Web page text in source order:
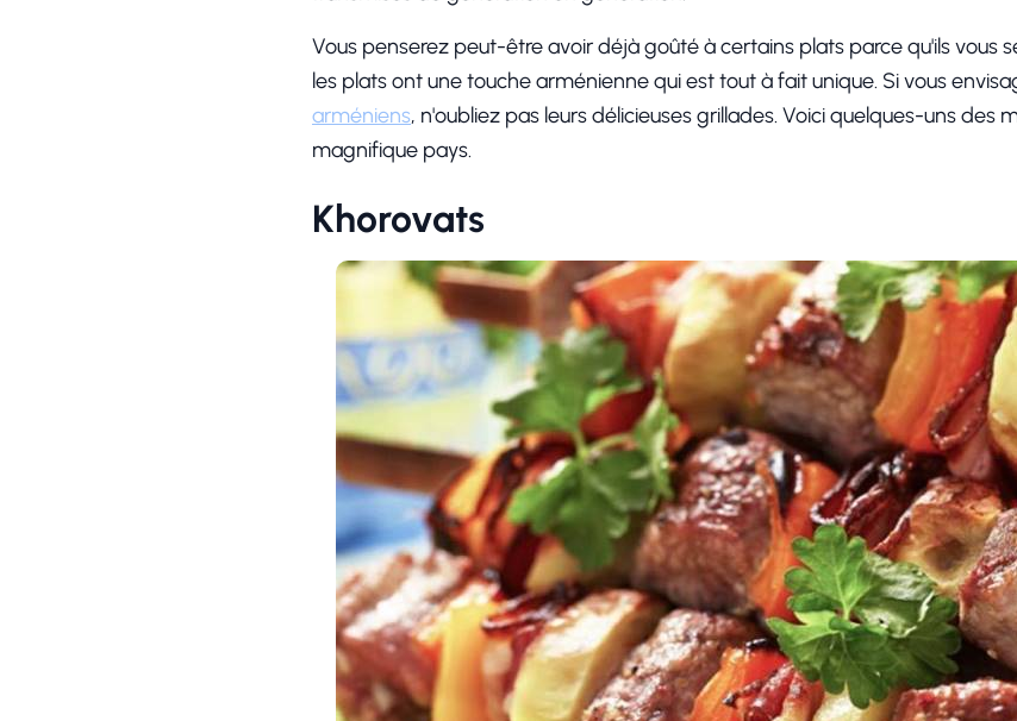
Vous penserez peut-être avoir déjà goûté à certains plats parce qu'ils vous
les plats ont une touche arménienne qui est tout à fait unique. Si vous
arméniens, n'oubliez pas leurs délicieuses grillades. Voici quelques-uns des
magnifique pays.
Khorovats